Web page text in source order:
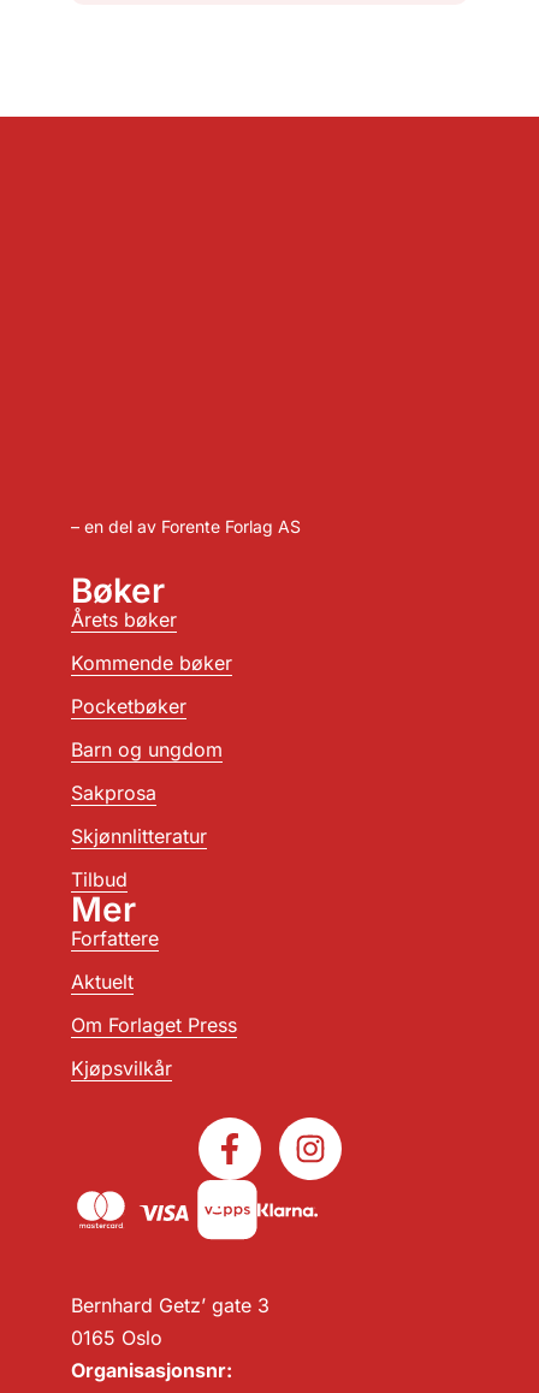
– en del av Forente Forlag AS
Bernhard Getz’ gate 3
0165 Oslo
Organisasjonsnr:
Bøker
Årets bøker
Kommende bøker
Pocketbøker
Barn og ungdom
Sakprosa
Skjønnlitteratur
Tilbud
Mer
Forfattere
Aktuelt
Om Forlaget Press
Kjøpsvilkår